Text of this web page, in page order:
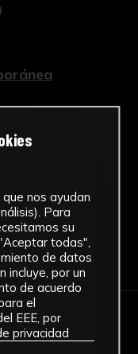
nos ayudan
Para
su
todas",
de datos
incluye, por un
de acuerdo
el
EEE, por
privacidad